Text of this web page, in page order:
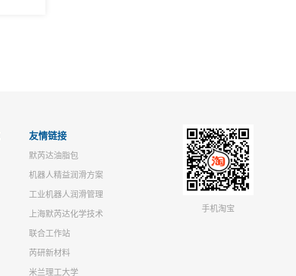
友情链接
默芮达油脂包
机器人精益润滑方案
工业机器人润滑管理
上海默芮达化学技术
联合工作站
芮研新材料
米兰理工大学
手机淘宝